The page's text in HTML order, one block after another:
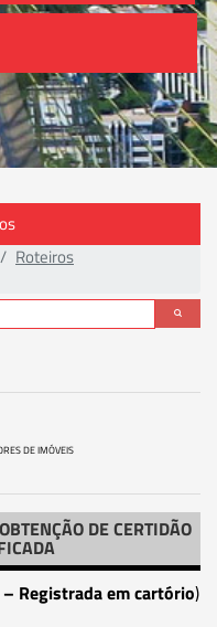
Roteiros
DE IMÓVEIS
DE CERTIDÃO
Registrada em cartório)